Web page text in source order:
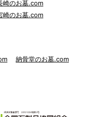
崎のお墓.com
崎のお墓.com
納骨堂のお墓.com